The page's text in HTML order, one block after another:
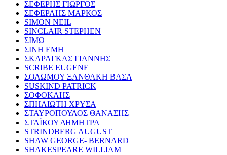
ΣΕΦΕΡΗΣ ΓΙΩΡΓΟΣ
ΣΕΦΕΡΛΗΣ ΜΑΡΚΟΣ
SIMON NEIL
SINCLAIR STEPHEN
ΣΙΜΩ
ΣΙΝΗ ΕΜΗ
ΣΚΑΡΑΓΚΑΣ ΓΙΑΝΝΗΣ
SCRIBE EUGENE
ΣΟΛΩΜΟΥ ΞΑΝΘΑΚΗ ΒΑΣΑ
SUSKIND PATRICK
ΣΟΦΟΚΛΗΣ
ΣΠΗΛΙΩΤΗ ΧΡΥΣΑ
ΣΤΑΥΡΟΠΟΥΛΟΣ ΘΑΝΑΣΗΣ
ΣΤΑΪΚΟΥ ΔΗΜΗΤΡΑ
STRINDBERG AUGUST
SHAW GEORGE- BERNARD
SHAKESPEARE WILLIAM